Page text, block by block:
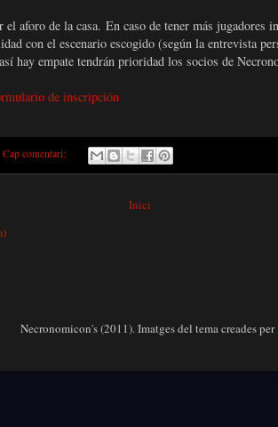
aforo de la casa. En caso de tener más jugadores
con el escenario escogido (según la entrevista
hay empate tendrán prioridad los socios de
de inscripción
Cap comentari:
Inici
Necronomicon's (2011). Imatges del tema creades per